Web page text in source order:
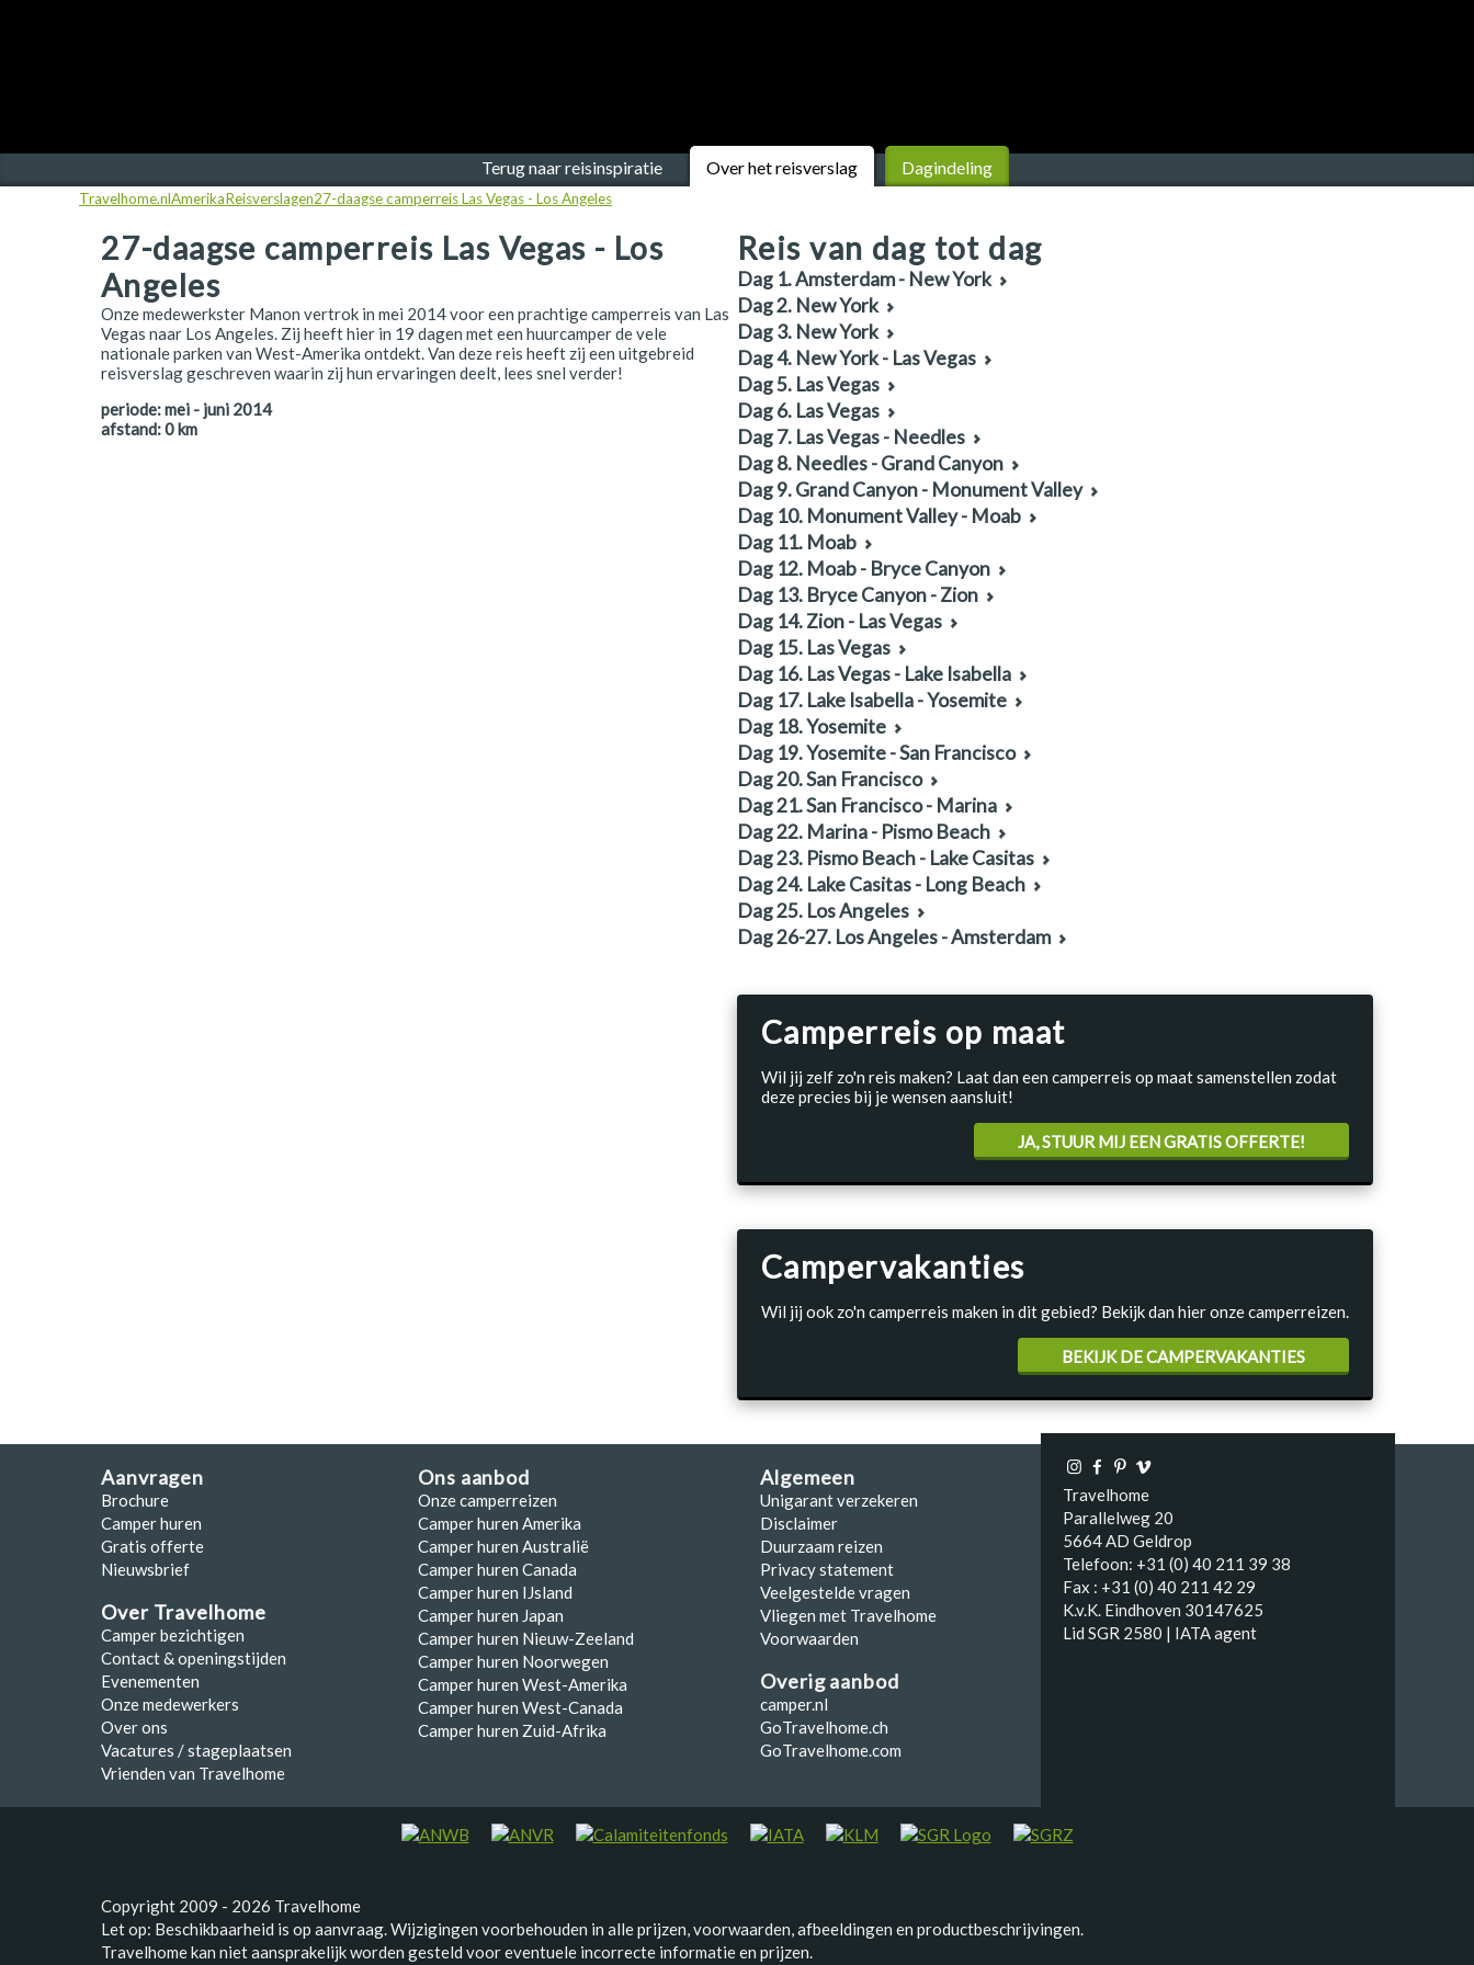
IJsland
Nederland
Nieuw-Zeeland
Terug naar reisinspiratie Over het reisverslag Dagindeling
Travelhome.nlAmerikaReisverslagen27-daagse camperreis Las Vegas - Los Angeles
27-daagse camperreis Las Vegas - Los
Angeles
Onze medewerkster Manon vertrok in mei 2014 voor een prachtige camperreis van Las
Vegas naar Los Angeles. Zij heeft hier in 19 dagen met een huurcamper de vele
nationale parken van West-Amerika ontdekt. Van deze reis heeft zij een uitgebreid
reisverslag geschreven waarin zij hun ervaringen deelt, lees snel verder!
periode:mei - juni 2014
afstand:0km
Reis van dag tot dag
Dag 1. Amsterdam - New York
Dag 2. New York
Dag 3. New York
Dag 4. New York - Las Vegas
Dag 5. Las Vegas
Dag 6. Las Vegas
Dag 7. Las Vegas - Needles
Dag 8. Needles - Grand Canyon
Dag 9. Grand Canyon - Monument Valley
Dag 10. Monument Valley - Moab
Dag 11. Moab
Dag 12. Moab - Bryce Canyon
Dag 13. Bryce Canyon - Zion
Dag 14. Zion - Las Vegas
Dag 15. Las Vegas
Dag 16. Las Vegas - Lake Isabella
Dag 17. Lake Isabella - Yosemite
Dag 18. Yosemite
Dag 19. Yosemite - San Francisco
Dag 20. San Francisco
Dag 21. San Francisco - Marina
Dag 22. Marina - Pismo Beach
Dag 23. Pismo Beach - Lake Casitas
Dag 24. Lake Casitas - Long Beach
Dag 25. Los Angeles
Dag 26-27. Los Angeles - Amsterdam
Camperreis op maat
Wil jij zelf zo'n reis maken? Laat dan een camperreis op maat samenstellen zodat
deze precies bij je wensen aansluit!
JA, STUUR MIJ EEN GRATIS OFFERTE!
Campervakanties
Wil jij ook zo'n camperreis maken in dit gebied? Bekijk dan hier onze camperreizen.
BEKIJK DE CAMPERVAKANTIES
Aanvragen
Brochure
Camper huren
Gratis offerte
Nieuwsbrief
Over Travelhome
Camper bezichtigen
Contact & openingstijden
Evenementen
Onze medewerkers
Over ons
Vacatures / stageplaatsen
Vrienden van Travelhome
Ons aanbod
Onze camperreizen
Camper huren Amerika
Camper huren Australië
Camper huren Canada
Camper huren IJsland
Camper huren Japan
Camper huren Nieuw-Zeeland
Camper huren Noorwegen
Camper huren West-Amerika
Camper huren West-Canada
Camper huren Zuid-Afrika
Algemeen
Unigarant verzekeren
Disclaimer
Duurzaam reizen
Privacy statement
Veelgestelde vragen
Vliegen met Travelhome
Voorwaarden
Overig aanbod
camper.nl
GoTravelhome.ch
GoTravelhome.com
Travelhome
Parallelweg 20
5664 AD Geldrop
Telefoon: +31 (0) 40 211 39 38
Fax : +31 (0) 40 211 42 29
K.v.K. Eindhoven 30147625
Lid SGR 2580 | IATA agent
Copyright 2009 - 2026 Travelhome
Let op: Beschikbaarheid is op aanvraag. Wijzigingen voorbehouden in alle prijzen, voorwaarden, afbeeldingen en productbeschrijvingen.
Travelhome kan niet aansprakelijk worden gesteld voor eventuele incorrecte informatie en prijzen.